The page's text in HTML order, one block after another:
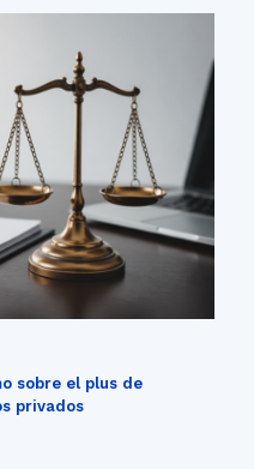
sobre el plus de
privados